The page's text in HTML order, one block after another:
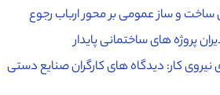
ساخت و ساز عمومی بر محور ارباب رجوع
پروژه های ساختمانی پایدار
نیروی کار: دیدگاه های کارگران صنایع دستی